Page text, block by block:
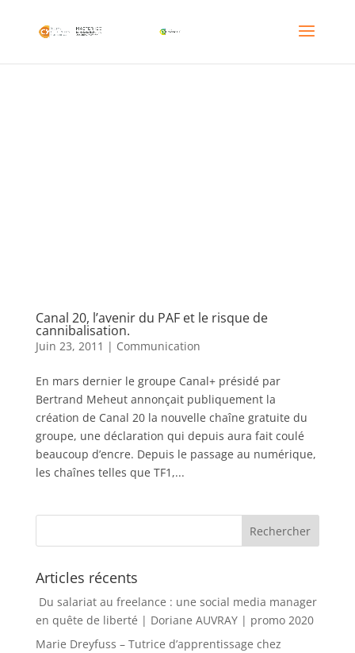
Canal 20, l’avenir du PAF et le risque de
cannibalisation.
Juin 23, 2011 | Communication
En mars dernier le groupe Canal+ présidé par
Bertrand Meheut annonçait publiquement la
création de Canal 20 la nouvelle chaîne gratuite du
groupe, une déclaration qui depuis aura fait coulé
beaucoup d’encre. Depuis le passage au numérique,
les chaînes telles que TF1,...
Articles récents
Du salariat au freelance : une social media manager
en quête de liberté | Doriane AUVRAY | promo 2020
Marie Dreyfuss – Tutrice d’apprentissage chez